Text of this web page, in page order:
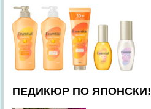
ПЕДИКЮР ПО ЯПОНСКИ!